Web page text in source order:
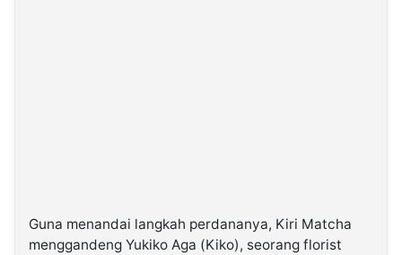
Guna menandai langkah perdananya, Kiri Matcha
menggandeng Yukiko Aga (Kiko), seorang florist